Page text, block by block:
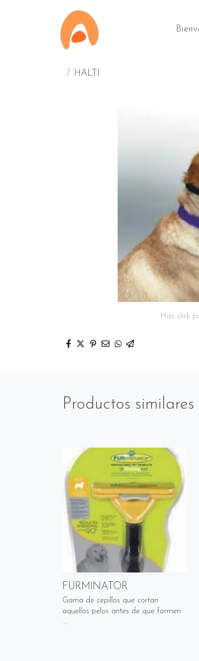
HALTI
Haz click
Productos similares
FURMINATOR
Gama de cepillos que cortan
aquellos pelos antes de que formen
...